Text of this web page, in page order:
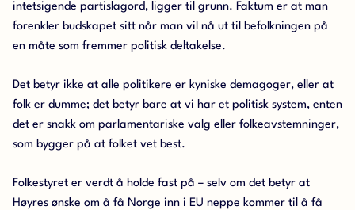
intetsigende partislagord, ligger til grunn. Faktum er at man
forenkler budskapet sitt når man vil nå ut til befolkningen på
en måte som fremmer politisk deltakelse.
Det betyr ikke at alle politikere er kyniske demagoger, eller at
folk er dumme; det betyr bare at vi har et politisk system, enten
det er snakk om parlamentariske valg eller folkeavstemninger,
som bygger på at folket vet best.
Folkestyret er verdt å holde fast på – selv om det betyr at
Høyres ønske om å få Norge inn i EU neppe kommer til å få